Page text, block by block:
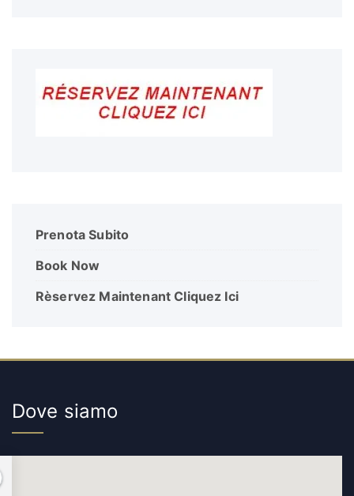
Prenota Subito
Book Now
Rèservez Maintenant Cliquez Ici
Dove siamo